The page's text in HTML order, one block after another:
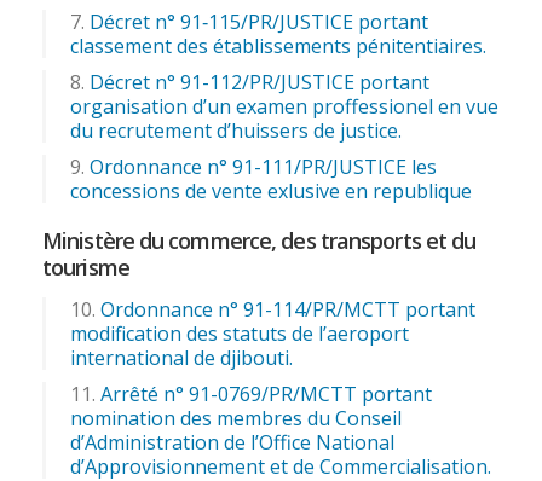
Décret n° 91‑115/PR/JUSTICE portant
classement des établissements pénitentiaires.
Décret n° 91-112/PR/JUSTICE portant
organisation d’un examen proffessionel en vue
du recrutement d’huissers de justice.
Ordonnance n° 91-111/PR/JUSTICE les
concessions de vente exlusive en republique
Ministère du commerce, des transports et du
tourisme
Ordonnance n° 91-114/PR/MCTT portant
modification des statuts de l’aeroport
international de djibouti.
Arrêté n° 91-0769/PR/MCTT portant
nomination des membres du Conseil
d’Administration de l’Office National
d’Approvisionnement et de Commercialisation.